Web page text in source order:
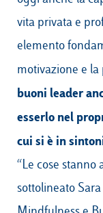
vita privata e
elemento
motivazione e
buoni leader
esserlo nel
cui si è in
“Le cose stanno
sottolineato